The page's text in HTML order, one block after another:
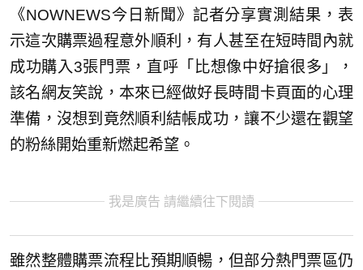
《NOWNEWS今日新聞》記者分享實測結果，表
示這次購票過程意外順利，有人甚至在短時間內就
成功購入3張門票，直呼「比想像中好搶很多」，
該名網友笑說，本來已經做好長時間卡頁面的心理
準備，沒想到竟然順利結帳成功，讓不少還在觀望
的粉絲開始重新燃起希望。
我是廣告 請繼續往下閱讀
雖然整體購票流程比預期順暢，但部分熱門票區仍